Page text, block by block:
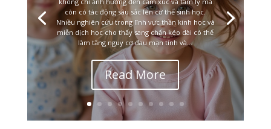
còn có tác động sâu sắc lên cơ thể sinh học.
Nhiều nghiên cứu trong lĩnh vực thần kinh học và
miễn dịch học cho thấy sang chấn kéo dài có thể
làm tăng nguy cơ đau mạn tính và...
Read More